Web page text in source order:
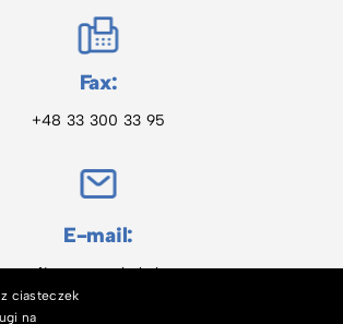
Fax:
+48 33 300 33 95
E-mail:
firma@pawbol.pl
ciasteczek
na